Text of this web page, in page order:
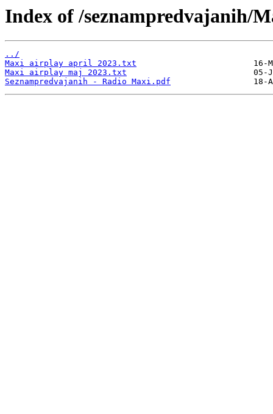
Index of /seznampredvajanih/
../
Maxi airplay april 2023.txt
Maxi airplay maj 2023.txt
Seznampredvajanih - Radio Maxi.pdf